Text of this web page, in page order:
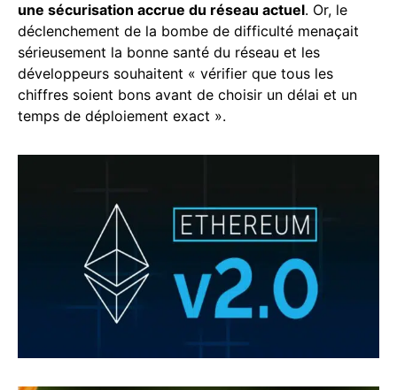
une sécurisation accrue du réseau actuel. Or, le
déclenchement de la bombe de difficulté menaçait
sérieusement la bonne santé du réseau et les
développeurs souhaitent « vérifier que tous les
chiffres soient bons avant de choisir un délai et un
temps de déploiement exact ».